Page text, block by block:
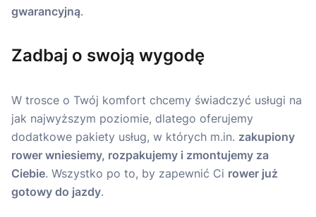
gwarancyjną.
Zadbaj o swoją wygodę
W trosce o Twój komfort chcemy świadczyć usługi na
jak najwyższym poziomie, dlatego oferujemy
dodatkowe pakiety usług, w których m.in. zakupiony
rower wniesiemy, rozpakujemy i zmontujemy za
Ciebie. Wszystko po to, by zapewnić Ci rower już
gotowy do jazdy.